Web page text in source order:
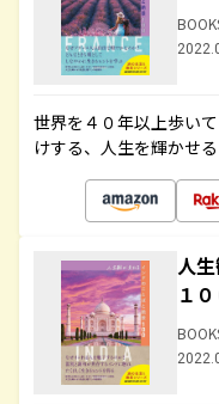
世界を４０年以上歩い
けする、人生を輝かせ
人
１